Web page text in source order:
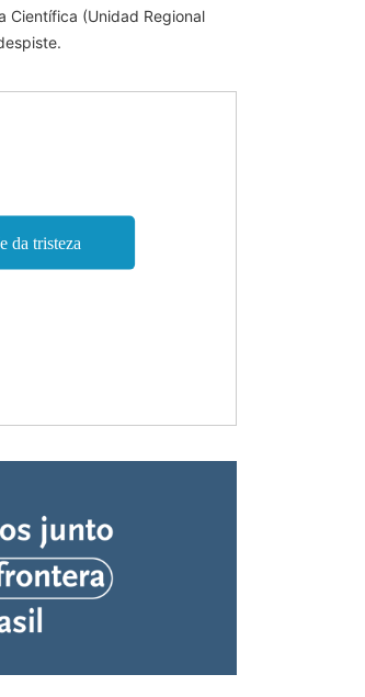
Científica (Unidad Regional